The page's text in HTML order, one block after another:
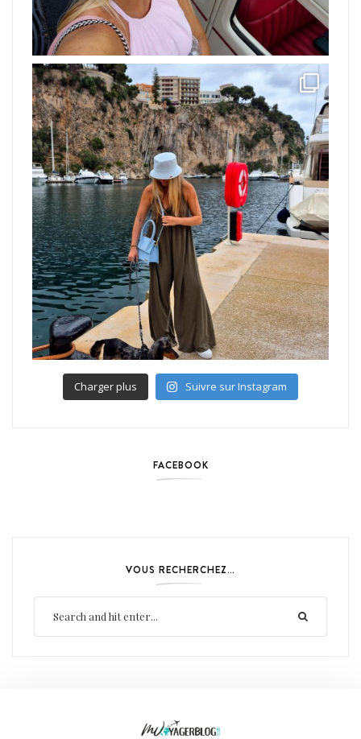
Charger plus Suivre sur Instagram
FACEBOOK
VOUS RECHERCHEZ…